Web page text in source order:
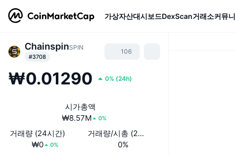
가상자산대시보드DexScan거래소커뮤
ChainspinSPIN
#3708
106
₩0.01290 0% (24h)
시가총액
₩8.57M
0%
거래량 (24시간)
₩0
0%
거래량/시총 (24시간)
0%